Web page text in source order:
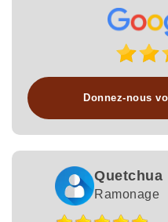
Donnez-nous
Quetchua
Ramonage